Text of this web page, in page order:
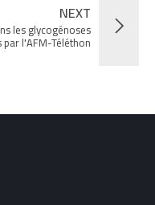
NEXT
les glycogénoses
l'AFM-Téléthon